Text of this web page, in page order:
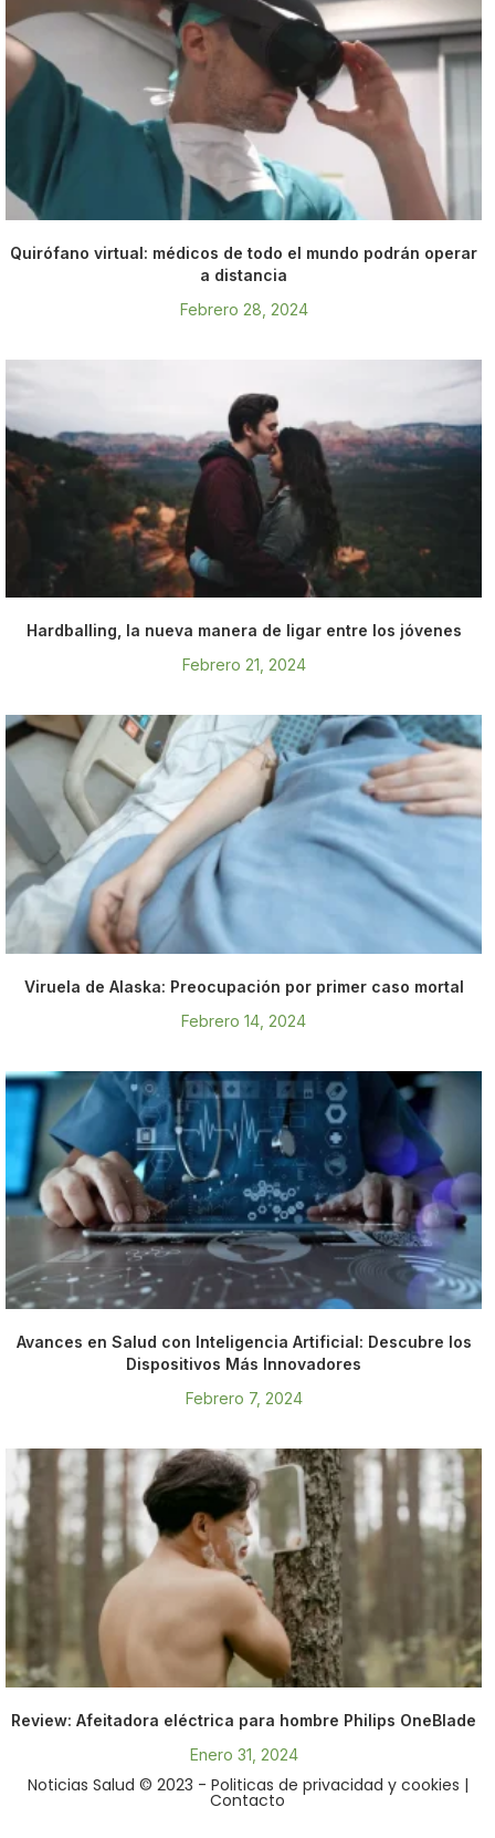
Quirófano virtual: médicos de todo el mundo podrán operar
a distancia
Febrero 28, 2024
Hardballing, la nueva manera de ligar entre los jóvenes
Febrero 21, 2024
Viruela de Alaska: Preocupación por primer caso mortal
Febrero 14, 2024
Avances en Salud con Inteligencia Artificial: Descubre los
Dispositivos Más Innovadores
Febrero 7, 2024
Review: Afeitadora eléctrica para hombre Philips OneBlade
Enero 31, 2024
Noticias Salud © 2023 - Politicas de privacidad y cookies |
Contacto